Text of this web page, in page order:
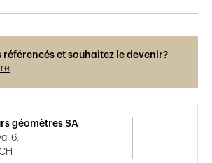
référencés et souhaitez le devenir?
géomètres SA
6,